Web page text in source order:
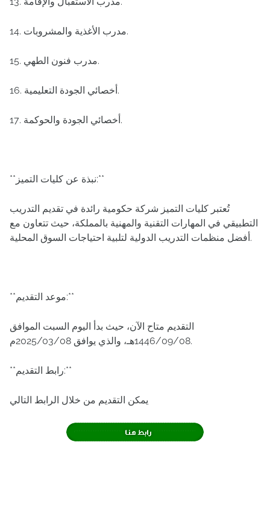
14. مدرب الأغذية والمشروبات.
15. مدرب فنون الطهي.
16. أخصائي الجودة التعليمية.
17. أخصائي الجودة والحوكمة.
**نبذة عن كليات التميز:**
تُعتبر كليات التميز شركة حكومية رائدة في تقديم التدريب
التطبيقي في المهارات التقنية والمهنية بالمملكة، حيث تتعاون مع
أفضل منظمات التدريب الدولية لتلبية احتياجات السوق المحلية.
**موعد التقديم:**
التقديم متاح الآن، حيث بدأ اليوم السبت الموافق
1446/09/08هـ، والذي يوافق 2025/03/08م.
**رابط التقديم:**
يمكن التقديم من خلال الرابط التالي